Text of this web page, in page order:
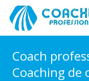
Coach
Coaching de